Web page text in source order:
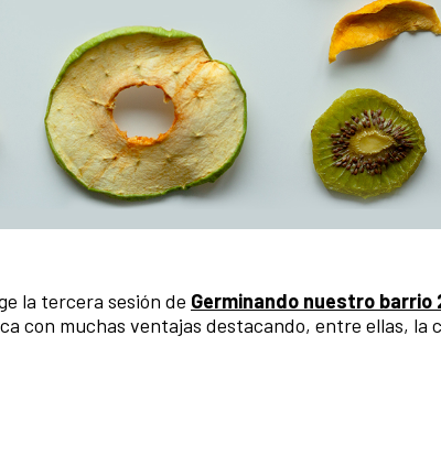
la tercera sesión de Germinando nuestro barrio
con muchas ventajas destacando, entre ellas, la